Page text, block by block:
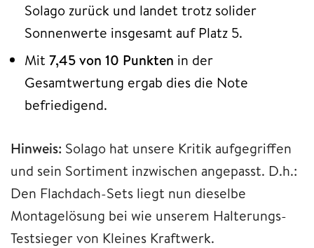
Solago zurück und landet trotz solider
Sonnenwerte insgesamt auf Platz 5.
Mit 7,45 von 10 Punkten in der
Gesamtwertung ergab dies die Note
befriedigend.
Hinweis: Solago hat unsere Kritik aufgegriffen
und sein Sortiment inzwischen angepasst. D.h.:
Den Flachdach-Sets liegt nun dieselbe
Montagelösung bei wie unserem Halterungs-
Testsieger von Kleines Kraftwerk.